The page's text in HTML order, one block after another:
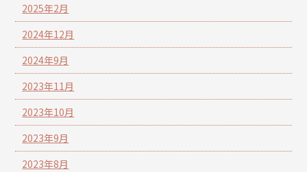
2025年2月
2024年12月
2024年9月
2023年11月
2023年10月
2023年9月
2023年8月